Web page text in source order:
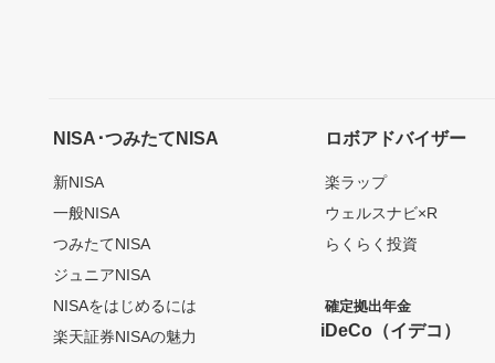
NISA･つみたてNISA
新NISA
一般NISA
つみたてNISA
ジュニアNISA
NISAをはじめるには
楽天証券NISAの魅力
ロボアドバイザー
楽ラップ
ウェルスナビ×R
らくらく投資
確定拠出年金
iDeCo（イデコ）